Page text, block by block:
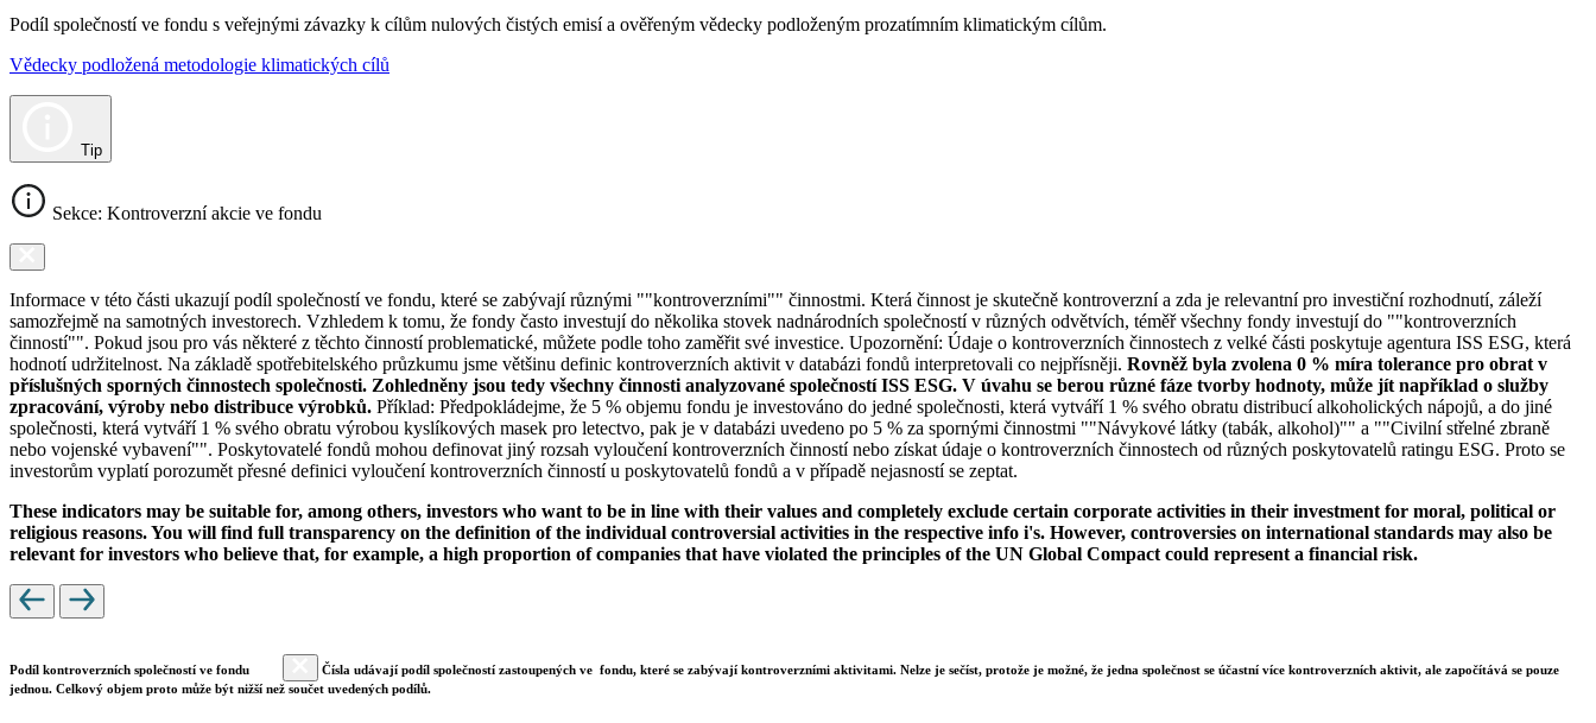
Podíl společností ve fondu s veřejnými závazky k cílům nulových čistých emisí a ověřeným vědecky podloženým prozatímním klimatickým cílům.
Vědecky podložená metodologie klimatických cílů
Tip
Sekce: Kontroverzní akcie ve fondu
Informace v této části ukazují podíl společností ve fondu, které se zabývají různými ""kontroverzními"" činnostmi. Která činnost je skutečně kontroverzní a zda je relevantní pro investiční rozhodnutí, záleží
samozřejmě na samotných investorech. Vzhledem k tomu, že fondy často investují do několika stovek nadnárodních společností v různých odvětvích, téměř všechny fondy investují do ""kontroverzních
činností"". Pokud jsou pro vás některé z těchto činností problematické, můžete podle toho zaměřit své investice. Upozornění: Údaje o kontroverzních činnostech z velké části poskytuje agentura ISS ESG, která
hodnotí udržitelnost. Na základě spotřebitelského průzkumu jsme většinu definic kontroverzních aktivit v databázi fondů interpretovali co nejpřísněji. Rovněž byla zvolena 0 % míra tolerance pro obrat v
příslušných sporných činnostech společnosti. Zohledněny jsou tedy všechny činnosti analyzované společností ISS ESG. V úvahu se berou různé fáze tvorby hodnoty, může jít například o služby
zpracování, výroby nebo distribuce výrobků. Příklad: Předpokládejme, že 5 % objemu fondu je investováno do jedné společnosti, která vytváří 1 % svého obratu distribucí alkoholických nápojů, a do jiné
společnosti, která vytváří 1 % svého obratu výrobou kyslíkových masek pro letectvo, pak je v databázi uvedeno po 5 % za spornými činnostmi ""Návykové látky (tabák, alkohol)"" a ""Civilní střelné zbraně
nebo vojenské vybavení"". Poskytovatelé fondů mohou definovat jiný rozsah vyloučení kontroverzních činností nebo získat údaje o kontroverzních činnostech od různých poskytovatelů ratingu ESG. Proto se
investorům vyplatí porozumět přesné definici vyloučení kontroverzních činností u poskytovatelů fondů a v případě nejasností se zeptat.
These indicators may be suitable for, among others, investors who want to be in line with their values and completely exclude certain corporate activities in their investment for moral, political or
religious reasons. You will find full transparency on the definition of the individual controversial activities in the respective info i's. However, controversies on international standards may also be
relevant for investors who believe that, for example, a high proportion of companies that have violated the principles of the UN Global Compact could represent a financial risk.
Podíl kontroverzních společností ve fondu
Čísla udávají podíl společností zastoupených ve fondu, které se zabývají kontroverzními aktivitami. Nelze je sečíst, protože je možné, že jedna společnost se účastní více kontroverzních aktivit, ale započítává se pouze
jednou. Celkový objem proto může být nižší než součet uvedených podílů.